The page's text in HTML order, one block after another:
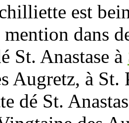
est
dans
St. Anastase à
Augretz, à St.
dé St.